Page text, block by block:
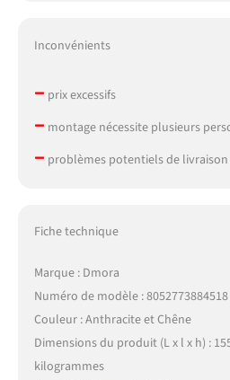
Inconvénients
– prix excessifs
– montage nécessite plusieurs
– problèmes potentiels de livraison
Fiche technique
Marque : Dmora
Numéro de modèle : 8052773884518
Couleur : Anthracite et Chêne
Dimensions du produit (L x l x h) :
kilogrammes